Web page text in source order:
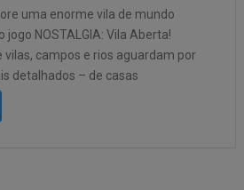
uma enorme vila de mundo
NOSTALGIA: Vila Aberta!
vilas, campos e rios aguardam por
detalhados – de casas
movimentados. Sinta cada